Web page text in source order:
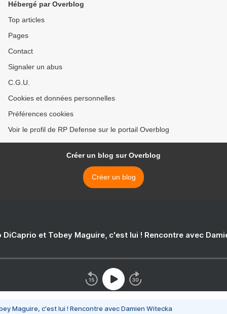
Hébergé par Overblog
Top articles
Pages
Contact
Signaler un abus
C.G.U.
Cookies et données personnelles
Préférences cookies
Voir le profil de RP Defense sur le portail Overblog
Créer un blog sur Overblog
Créer un blog
DiCaprio et Tobey Maguire, c'est lui ! Rencontre avec
Maguire, c'est lui ! Rencontre avec Damien Witecka